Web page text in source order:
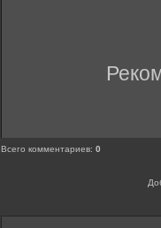
Всего комментариев:0